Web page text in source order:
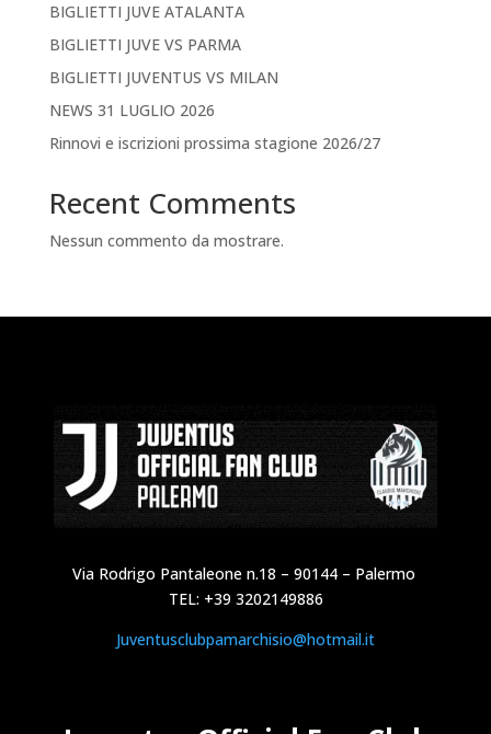
BIGLIETTI JUVE ATALANTA
BIGLIETTI JUVE VS PARMA
BIGLIETTI JUVENTUS VS MILAN
NEWS 31 LUGLIO 2026
Rinnovi e iscrizioni prossima stagione 2026/27
Recent Comments
Nessun commento da mostrare.
Via Rodrigo Pantaleone n.18 – 90144 – Palermo
TEL: +39 3202149886
Juventusclubpamarchisio@hotmail.it